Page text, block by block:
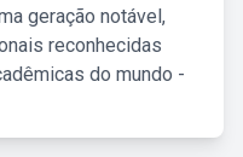
geração notável,
reconhecidas
do mundo -